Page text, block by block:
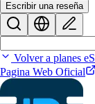
Escribir una reseña
Volver a planes
Pagina Web Oficial